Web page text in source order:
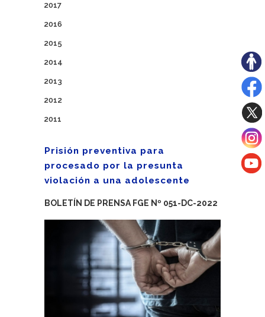
2017
2016
2015
2014
2013
2012
2011
Prisión preventiva para
procesado por la presunta
violación a una adolescente
BOLETÍN DE PRENSA FGE Nº 051-DC-2022